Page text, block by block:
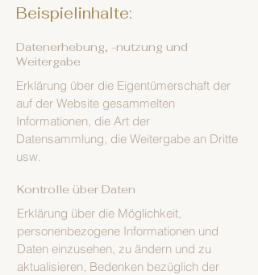
Beispielinhalte:
Datenerhebung, -nutzung und
Weitergabe
Erklärung über die Eigentümerschaft der
auf der Website gesammelten
Informationen, die Art der
Datensammlung, die Weitergabe an Dritte
usw.
Kontrolle über Daten
Erklärung über die Möglichkeit,
personenbezogene Informationen und
Daten einzusehen, zu ändern und zu
aktualisieren, Bedenken bezüglich der